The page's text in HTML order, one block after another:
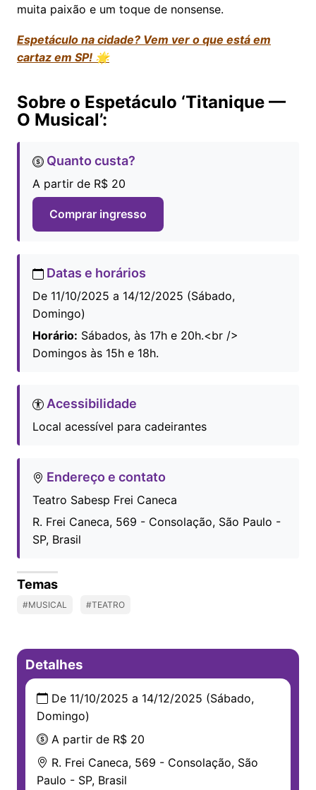
muita paixão e um toque de nonsense.
Espetáculo na cidade? Vem ver o que está em
cartaz em SP! 🌟
Sobre o Espetáculo ‘Titanique —
O Musical’:
Quanto custa?
A partir de R$ 20
Comprar ingresso
Datas e horários
De 11/10/2025 a 14/12/2025 (Sábado,
Domingo)
Horário: Sábados, às 17h e 20h.<br />
Domingos às 15h e 18h.
Acessibilidade
Local acessível para cadeirantes
Endereço e contato
Teatro Sabesp Frei Caneca
R. Frei Caneca, 569 - Consolação, São Paulo -
SP, Brasil
Temas
#MUSICAL #TEATRO
Detalhes
De 11/10/2025 a 14/12/2025 (Sábado,
Domingo)
A partir de R$ 20
R. Frei Caneca, 569 - Consolação, São
Paulo - SP, Brasil